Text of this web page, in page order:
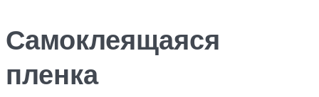
Самоклеящаяся
пленка